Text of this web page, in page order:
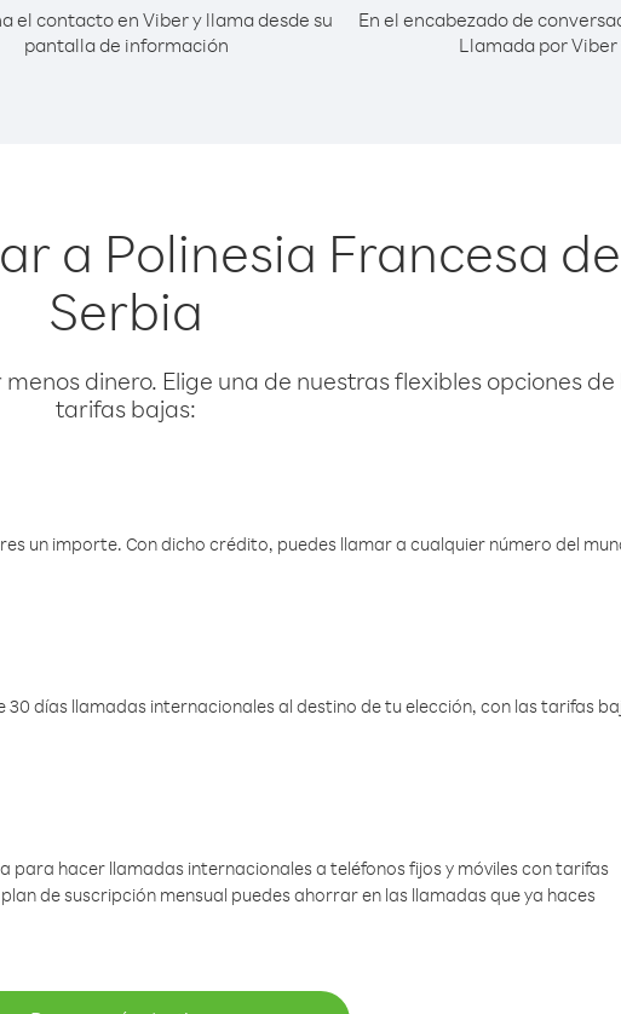
el contacto en Viber y llama desde su
pantalla de información
En el encabezado de
Llamada por Viber
a Polinesia Francesa
Serbia
dinero. Elige una de nuestras flexibles opciones
tarifas bajas:
un importe. Con dicho crédito, puedes llamar a cualquier número del
días llamadas internacionales al destino de tu elección, con las tarifas
para hacer llamadas internacionales a teléfonos fijos y móviles con tarifas
de suscripción mensual puedes ahorrar en las llamadas que ya haces